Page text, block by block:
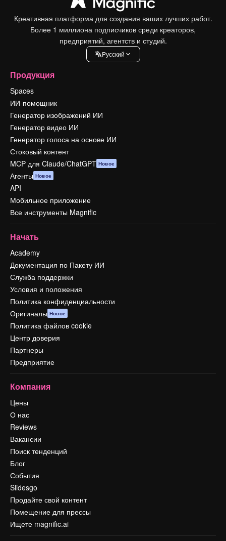
Креативная платформа для создания ваших лучших работ.
Более 1 миллиона подписчиков среди креаторов,
предприятий, агентств и студий.
Pусский
Продукция
Spaces
ИИ-помощник
Генератор изображений ИИ
Генератор видео ИИ
Генератор голоса на основе ИИ
Стоковый контент
MCP для Claude/ChatGPT Новое
Агенты Новое
API
Мобильное приложение
Все инструменты Magnific
Начать
Academy
Документация по Пакету ИИ
Служба поддержки
Условия и положения
Политика конфиденциальности
Оригиналы Новое
Политика файлов cookie
Центр доверия
Партнеры
Предприятие
Компания
Цены
О нас
Reviews
Вакансии
Поиск тенденций
Блог
События
Slidesgo
Продайте свой контент
Помещение для прессы
Ищете magnific.ai